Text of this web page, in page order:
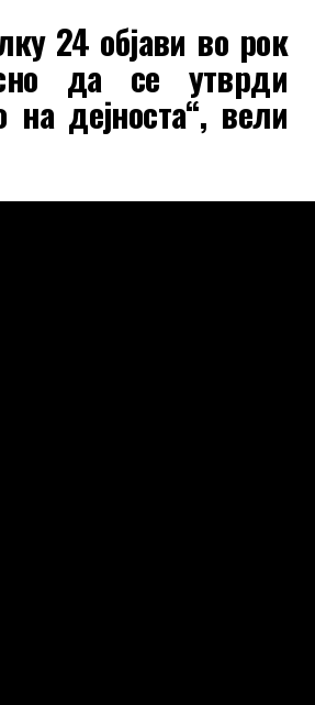
24 објави во рок
да се утврди
дејноста“, вели